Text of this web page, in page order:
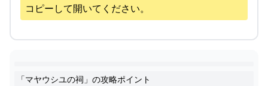
コピーして開いてください。
「マヤウシユの祠」の攻略ポイント